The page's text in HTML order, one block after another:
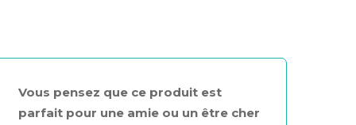
Vous pensez que ce produit est
parfait pour une amie ou un être cher